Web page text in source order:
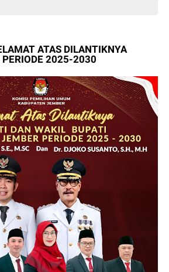
ATAS DILANTIKNYA
PERIODE 2025-2030